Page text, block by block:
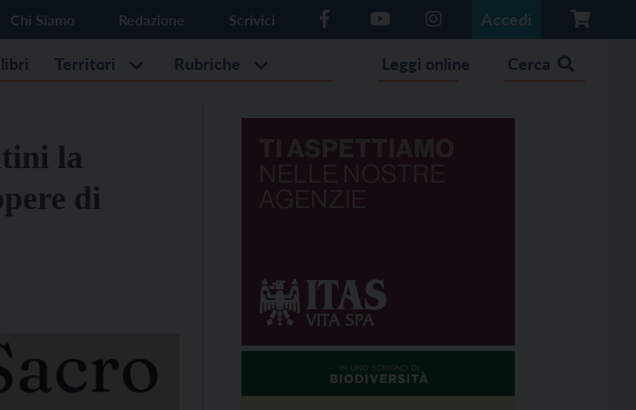
Chi Siamo Redazione Scrivici Accedi
Territori Rubriche Leggi online Cerca
la
di